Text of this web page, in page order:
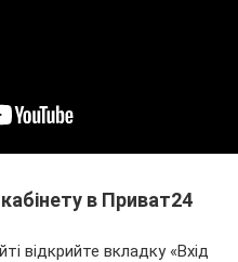
в Приват24
відкрийте вкладку «Вхід